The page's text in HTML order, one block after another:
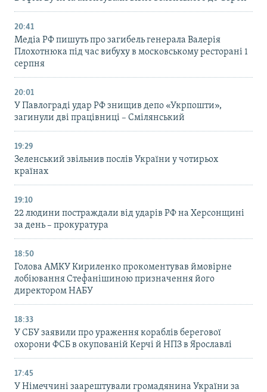
20:41
Медіа РФ пишуть про загибель генерала Валерія
Плохотнюка під час вибуху в московському ресторані 1
серпня
20:01
У Павлограді удар РФ знищив депо «Укрпошти»,
загинули дві працівниці – Смілянський
19:29
Зеленський звільнив послів України у чотирьох
країнах
19:10
22 людини постраждали від ударів РФ на Херсонщині
за день – прокуратура
18:50
Голова АМКУ Кириленко прокоментував ймовірне
лобіювання Стефанішиною призначення його
директором НАБУ
18:33
У СБУ заявили про ураження кораблів берегової
охорони ФСБ в окупованій Керчі й НПЗ в Ярославлі
17:45
У Німеччині заарештували громадянина України за